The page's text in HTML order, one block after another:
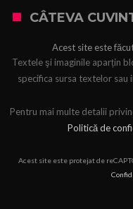
CÂTEVA
Acest site este
Textele şi imaginile aparțin
specifica sursa textelor sau
Pentru mai multe detalii
Politică de
Acest site este protejat de